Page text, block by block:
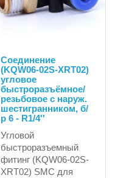
Соединение
(KQW06-02S-XRT02)
угловое
быстроразъёмное/
резьбовое с наруж.
шестигранником, б/
р 6 - R1/4''
Угловой
быстроразъемный
фитинг (KQW06-02S-
XRT02) SMC для